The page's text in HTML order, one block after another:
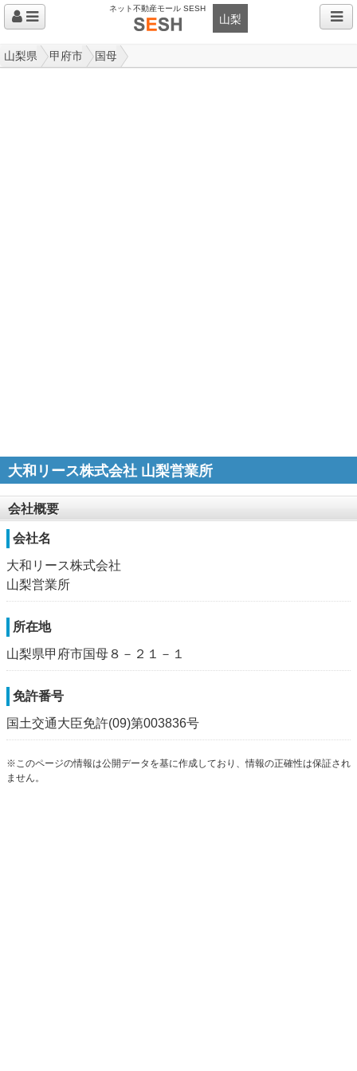
ネット不動産モール SESH
山梨
山梨県 甲府市 国母
大和リース株式会社 山梨営業所
会社概要
会社名
大和リース株式会社
山梨営業所
所在地
山梨県甲府市国母８－２１－１
免許番号
国土交通大臣免許(09)第003836号
※このページの情報は公開データを基に作成しており、情報の正確性は保証され
ません。